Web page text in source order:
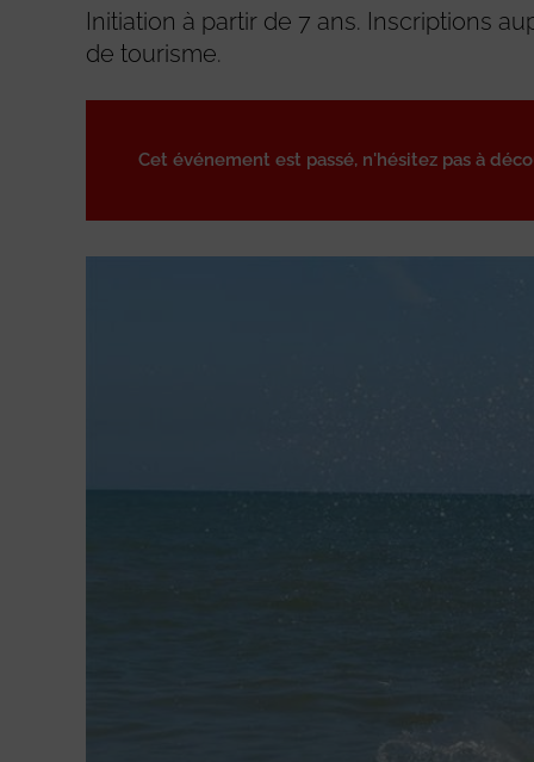
Initiation à partir de 7 ans. Inscriptions
de tourisme.
Cet événement est passé, n'hésitez pas à